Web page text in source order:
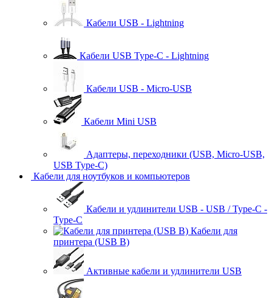
Кабели USB - Lightning
Кабели USB Type-C - Lightning
Кабели USB - Micro-USB
Кабели Mini USB
Адаптеры, переходники (USB, Micro-USB,
USB Type-C)
Кабели для ноутбуков и компьютеров
Кабели и удлинители USB - USB / Type-C -
Type-C
Кабели для
принтера (USB B)
Активные кабели и удлинители USB